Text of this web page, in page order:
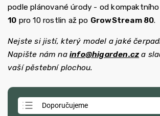
podle plánované úrody - od kompaktního
10 pro 10 rostlin až po GrowStream 80.
Nejste si jistí, který model a jaké
Napište nám na info@higarden.cz a
vaší pěstební plochou.
Doporučujeme